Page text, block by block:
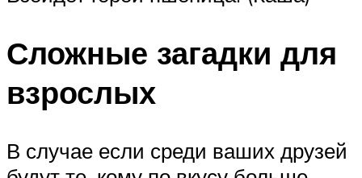
Сложные загадки для
взрослых
В случае если среди ваших друзей